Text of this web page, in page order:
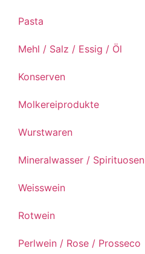
Pasta
Mehl / Salz / Essig / Öl
Konserven
Molkereiprodukte
Wurstwaren
Mineralwasser / Spirituosen
Weisswein
Rotwein
Perlwein / Rose / Prosseco